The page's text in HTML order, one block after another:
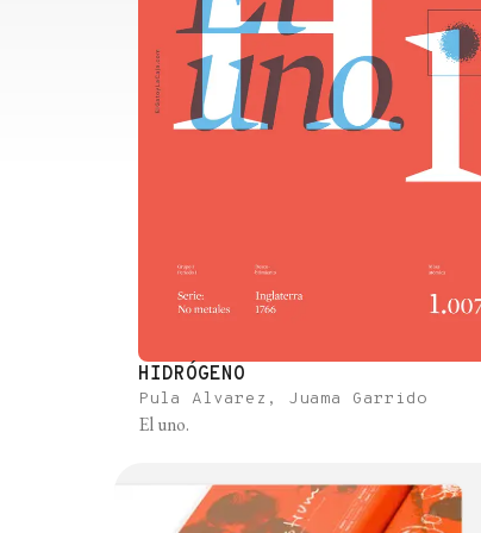
HIDRÓGENO
Pula Alvarez, Juama Garrido
El uno.